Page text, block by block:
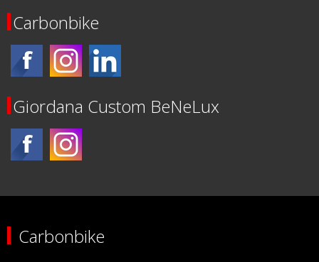
Carbonbike
Giordana Custom BeNeLux
Carbonbike